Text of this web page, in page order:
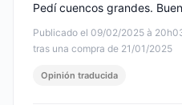
Publicado el 09/02/2025 à
tras una compra de 21/01/2025
Pedí cuencos grandes.
Opinión traducida